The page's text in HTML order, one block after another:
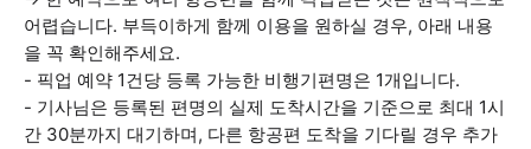
어렵습니다. 부득이하게 함께 이용을 원하실 경우, 아래 내용
을 꼭 확인해주세요.
- 픽업 예약 1건당 등록 가능한 비행기편명은 1개입니다.
- 기사님은 등록된 편명의 실제 도착시간을 기준으로 최대 1시
간 30분까지 대기하며, 다른 항공편 도착을 기다릴 경우 추가